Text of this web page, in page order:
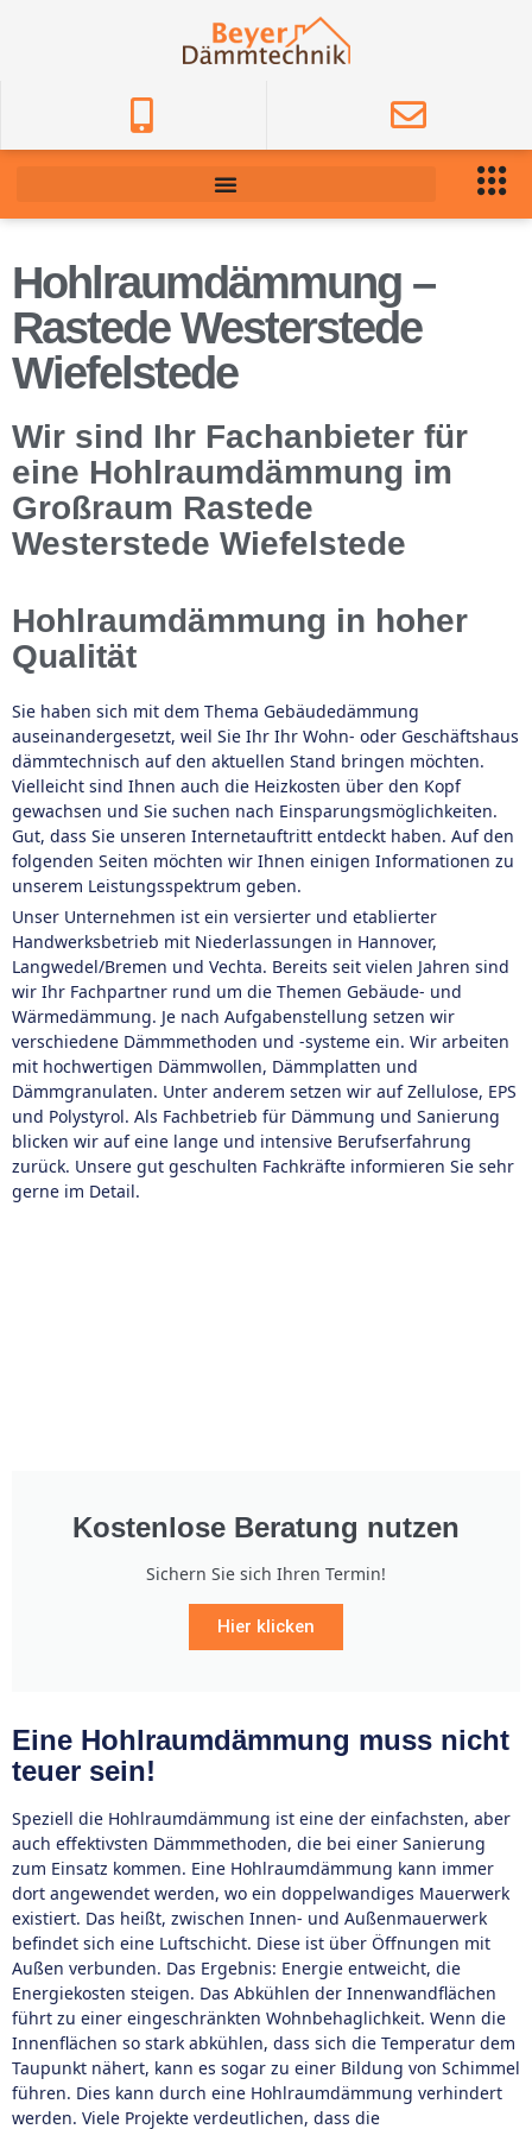
Hohlraumdämmung –
Rastede Westerstede
Wiefelstede
Wir sind Ihr Fachanbieter für
eine Hohlraumdämmung im
Großraum Rastede
Westerstede Wiefelstede
Hohlraumdämmung in hoher
Qualität
Sie haben sich mit dem Thema Gebäudedämmung
auseinandergesetzt, weil Sie Ihr Ihr Wohn- oder Geschäftshaus
dämmtechnisch auf den aktuellen Stand bringen möchten.
Vielleicht sind Ihnen auch die Heizkosten über den Kopf
gewachsen und Sie suchen nach Einsparungsmöglichkeiten.
Gut, dass Sie unseren Internetauftritt entdeckt haben. Auf den
folgenden Seiten möchten wir Ihnen einigen Informationen zu
unserem Leistungsspektrum geben.
Unser Unternehmen ist ein versierter und etablierter
Handwerksbetrieb mit Niederlassungen in Hannover,
Langwedel/Bremen und Vechta. Bereits seit vielen Jahren sind
wir Ihr Fachpartner rund um die Themen Gebäude- und
Wärmedämmung. Je nach Aufgabenstellung setzen wir
verschiedene Dämmmethoden und -systeme ein. Wir arbeiten
mit hochwertigen Dämmwollen, Dämmplatten und
Dämmgranulaten. Unter anderem setzen wir auf Zellulose, EPS
und Polystyrol. Als Fachbetrieb für Dämmung und Sanierung
blicken wir auf eine lange und intensive Berufserfahrung
zurück. Unsere gut geschulten Fachkräfte informieren Sie sehr
gerne im Detail.
Kostenlose Beratung nutzen
Sichern Sie sich Ihren Termin!
Hier klicken
Eine Hohlraumdämmung muss nicht
teuer sein!
Speziell die Hohlraumdämmung ist eine der einfachsten, aber
auch effektivsten Dämmmethoden, die bei einer Sanierung
zum Einsatz kommen. Eine Hohlraumdämmung kann immer
dort angewendet werden, wo ein doppelwandiges Mauerwerk
existiert. Das heißt, zwischen Innen- und Außenmauerwerk
befindet sich eine Luftschicht. Diese ist über Öffnungen mit
Außen verbunden. Das Ergebnis: Energie entweicht, die
Energiekosten steigen. Das Abkühlen der Innenwandflächen
führt zu einer eingeschränkten Wohnbehaglichkeit. Wenn die
Innenflächen so stark abkühlen, dass sich die Temperatur dem
Taupunkt nähert, kann es sogar zu einer Bildung von Schimmel
führen. Dies kann durch eine Hohlraumdämmung verhindert
werden. Viele Projekte verdeutlichen, dass die